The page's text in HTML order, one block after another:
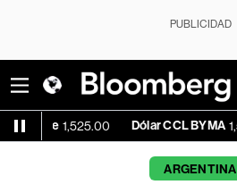
PUBLICIDAD
1,525.00 Dólar CCL BYMA 1,578.74
ARGENTINA